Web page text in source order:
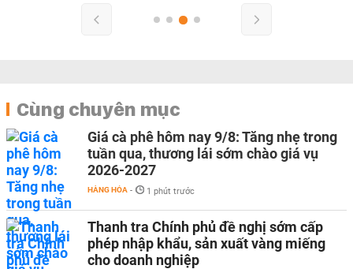
Cùng chuyên mục
Giá cà phê hôm nay 9/8: Tăng nhẹ trong
tuần qua, thương lái sớm chào giá vụ
2026-2027
HÀNG HÓA - 1 phút trước
Thanh tra Chính phủ đề nghị sớm cấp
phép nhập khẩu, sản xuất vàng miếng
cho doanh nghiệp